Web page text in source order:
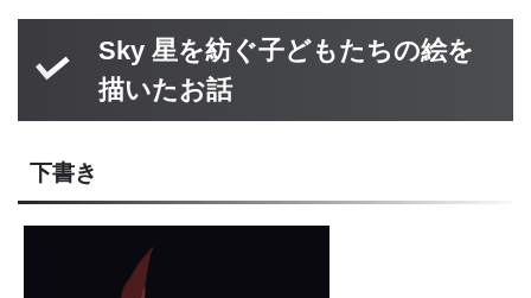
Sky 星を紡ぐ子どもたちの絵を
描いたお話
下書き